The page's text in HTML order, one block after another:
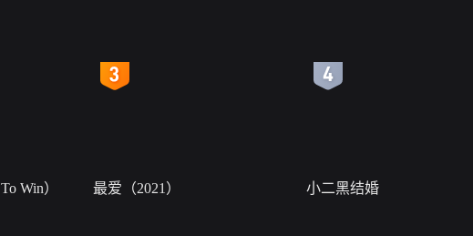
Win） 最爱（2021） 小二黑结婚